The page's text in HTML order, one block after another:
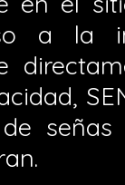
a la